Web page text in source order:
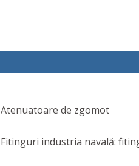
Atenuatoare de zgomot
Fitinguri industria navală: